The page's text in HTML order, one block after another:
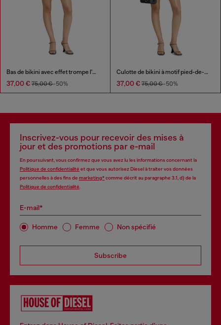
Bas de bikini avec effet trompe l'œil jean
37,00 € 75,00 €-50%
Culotte de bikini à motif pied-de-poule avec liens latéraux
37,00 € 75,00 €-50%
Inscrivez-vous pour recevoir des mises à
jour et des promotions par e-mail
En poursuivant, vous confirmez que vous avez lu les informations concernant la
Politique de confidentialité et que vous autorisez Diesel à traiter vos données
personnelles à des fins de marketing*comme décrit au paragraphe 3.1, d) de la
Politique de confidentialité
E-mail*
Homme Femme Non spécifié
Subscribe